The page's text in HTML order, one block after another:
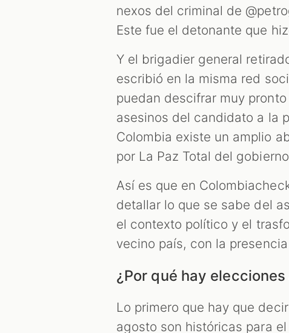
nexos del criminal de
Este fue el detonante que
Y el brigadier general
escribió en la misma red
puedan descifrar muy
asesinos del candidato a la
Colombia existe un amplio
por La Paz Total del
Así es que en
detallar lo que se sabe del
el contexto político y el
vecino país, con la
¿Por qué hay
Lo primero que hay que
agosto son históricas para